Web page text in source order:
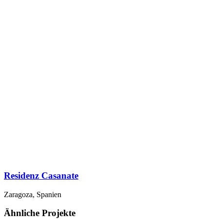
Residenz Casanate
Zaragoza, Spanien
Ähnliche Projekte